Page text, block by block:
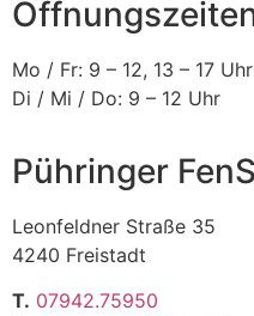
Mo / Fr: 9 – 12, 13 – 17 Uhr
Di / Mi / Do: 9 – 12 Uhr
Pühringer
Leonfeldner Straße 35
4240 Freistadt
T. 07942.75950